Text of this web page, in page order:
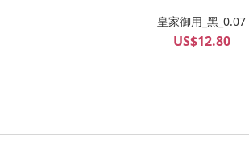
皇家御用_黑_0.07
US$12.80